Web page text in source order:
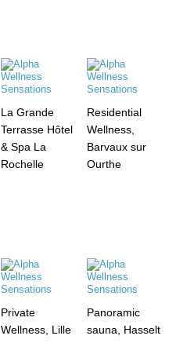
La Grande
Terrasse Hôtel
& Spa La
Rochelle
Residential
Wellness,
Barvaux sur
Ourthe
Private
Wellness, Lille
Panoramic
sauna, Hasselt